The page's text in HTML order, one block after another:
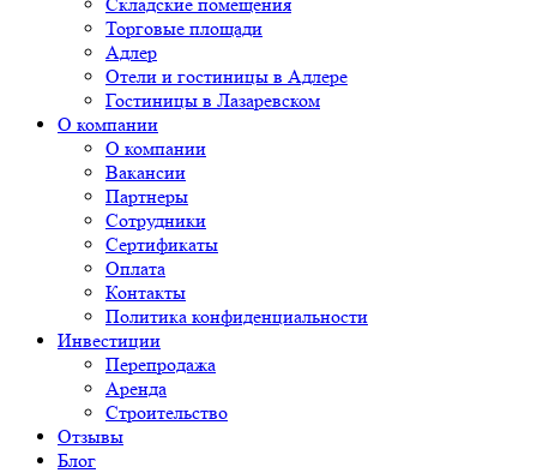
Торговые площади
Адлер
Отели и гостиницы в Адлере
Гостиницы в Лазаревском
О компании
О компании
Вакансии
Партнеры
Сотрудники
Сертификаты
Оплата
Контакты
Политика конфиденциальности
Инвестиции
Перепродажа
Аренда
Строительство
Отзывы
Блог